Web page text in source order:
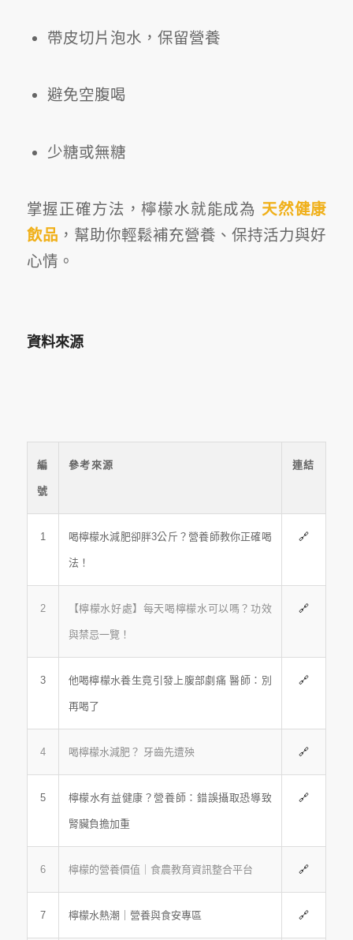
帶皮切片泡水，保留營養
避免空腹喝
少糖或無糖
掌握正確方法，檸檬水就能成為 天然健康
飲品 ，幫助你輕鬆補充營養、保持活力與好
心情。
資料來源
編
號
參考來源 連結
1 喝檸檬水減肥卻胖3公斤？營養師教你正確喝
法！
🔗
2 【檸檬水好處】每天喝檸檬水可以嗎？功效
與禁忌一覽！
🔗
3 他喝檸檬水養生竟引發上腹部劇痛 醫師：別
再喝了
🔗
4 喝檸檬水減肥？ 牙齒先遭殃 🔗
5 檸檬水有益健康？營養師：錯誤攝取恐導致
腎臟負擔加重
🔗
6 檸檬的營養價值｜食農教育資訊整合平台 🔗
7 檸檬水熱潮｜營養與食安專區 🔗